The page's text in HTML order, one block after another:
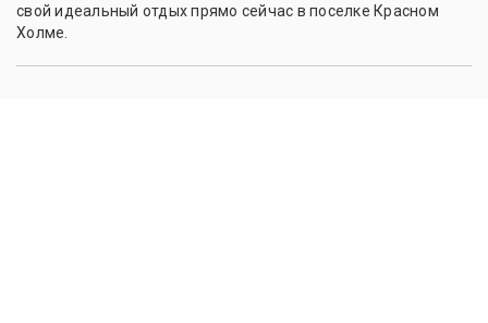
свой идеальный отдых прямо сейчас в поселке Красном
Холме.